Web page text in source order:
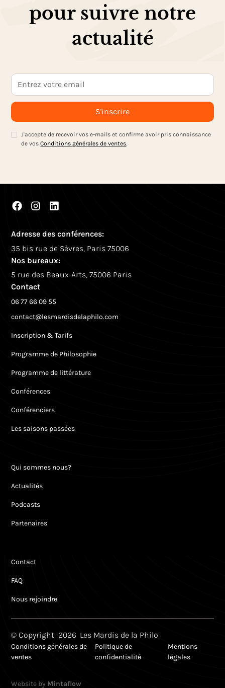
pour suivre notre
actualité
J'accepte de recevoir vos e-mails et confirme avoir pris connaissance
de vosConditions générales de ventes.
Adresse des conférences:
35 bis rue de Sèvres, Paris 75006
Nos bureaux:
5 rue des Beaux-Arts, 75006 Paris
Contact
06 77 66 09 55
contact@lesmardisdelaphilo.com
Inscription & Tarifs
Programme de Philosophie
Programme de littérature
Conférences
Conférenciers
Les saisons passées
Qui sommes nous?
Actualités
Podcasts
Partenaires
Contact
FAQ
Nous rejoindre
© Copyright 2026 Les Mardis de la Philo
Conditions générales de
ventes
Politique de
confidentialité
Mentions
légales
Website by Mintaflow